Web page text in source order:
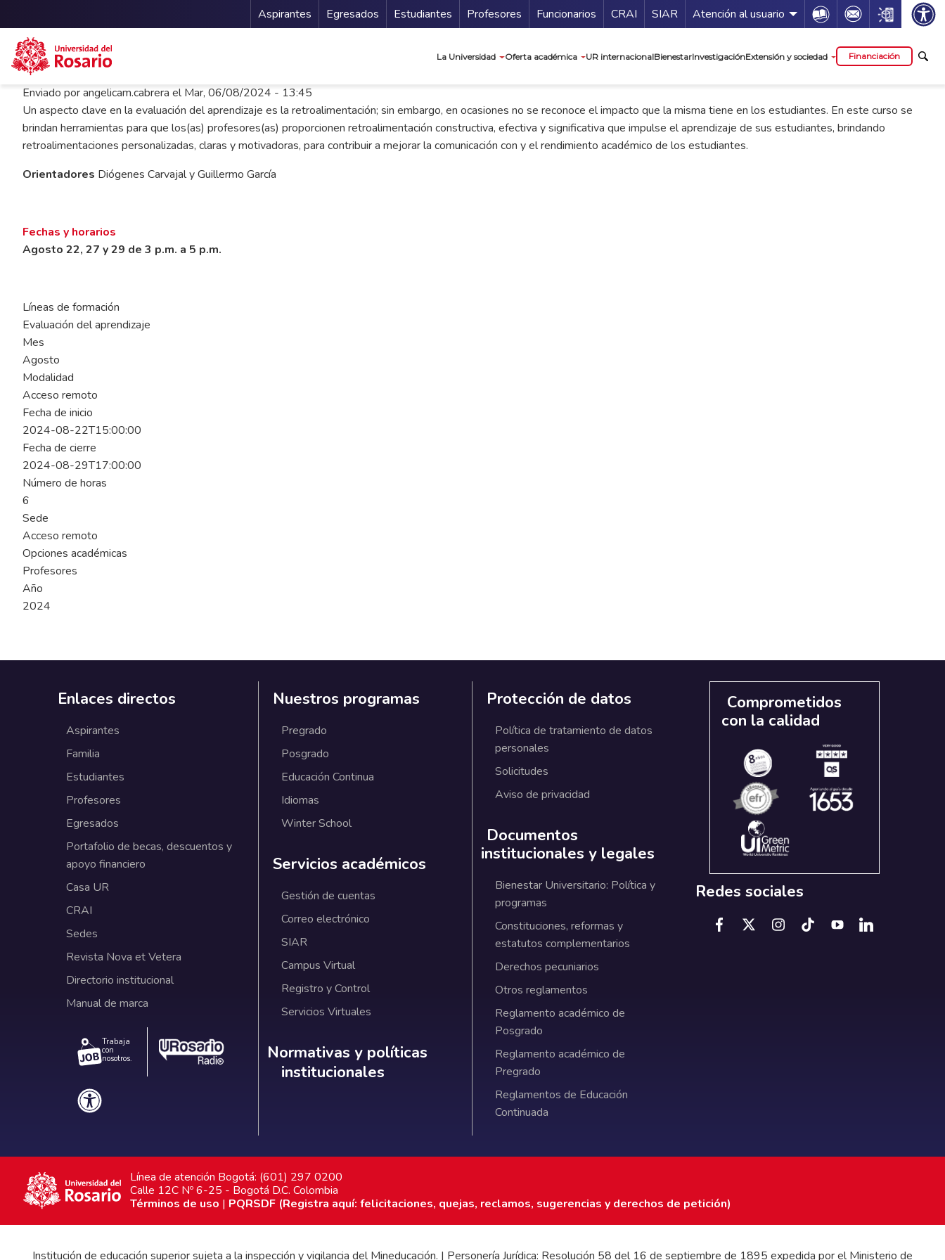
Pasar al contenido principal
Menu Secundario
Aspirantes Egresados Estudiantes Profesores Funcionarios Guía de servicios
CRAI SIAR Atención al usuario Icon Icon Icon
La Universidad Oferta académica UR internacionalBienestarInvestigaciónExtensión y sociedad Financiación
Enviado porangelicam.cabrera elMar, 06/08/2024 - 13:45
Un aspecto clave en la evaluación del aprendizaje es la retroalimentación; sin embargo, en ocasiones no se reconoce el impacto que la misma tiene en los estudiantes. En este curso se
brindan herramientas para que los(as) profesores(as) proporcionen retroalimentación constructiva, efectiva y significativa que impulse el aprendizaje de sus estudiantes, brindando
retroalimentaciones personalizadas, claras y motivadoras, para contribuir a mejorar la comunicación con y el rendimiento académico de los estudiantes.
Orientadores Diógenes Carvajal y Guillermo García
Fechas y horarios
Agosto 22, 27 y 29 de 3 p.m. a 5 p.m.
Líneas de formación
Evaluación del aprendizaje
Mes
Agosto
Modalidad
Acceso remoto
Fecha de inicio
2024-08-22T15:00:00
Fecha de cierre
2024-08-29T17:00:00
Número de horas
6
Sede
Acceso remoto
Opciones académicas
Profesores
Año
2024
Enlaces directos
Aspirantes
Familia
Estudiantes
Profesores
Egresados
Portafolio de becas, descuentos y
apoyo financiero
Casa UR
CRAI
Sedes
Revista Nova et Vetera
Directorio institucional
Manual de marca
Trabaja
con
nosotros.
Nuestros programas
Pregrado
Posgrado
Educación Continua
Idiomas
Winter School
Servicios académicos
Gestión de cuentas
Correo electrónico
SIAR
Campus Virtual
Registro y Control
Servicios Virtuales
Normativas y políticas institucionales
Normativas y políticas
institucionales
Protección de datos
Política de tratamiento de datos
personales
Solicitudes
Aviso de privacidad
Documentos
institucionales y legales
Bienestar Universitario: Política y
programas
Constituciones, reformas y
estatutos complementarios
Derechos pecuniarios
Otros reglamentos
Reglamento académico de
Posgrado
Reglamento académico de
Pregrado
Reglamentos de Educación
Continuada
Comprometidos
con la calidad
Redes sociales
Línea de atención Bogotá: (601) 297 0200
Calle 12C Nº 6-25 - Bogotá D.C. Colombia
Términos de uso | PQRSDF (Registra aquí: felicitaciones, quejas, reclamos, sugerencias y derechos de petición)
Institución de educación superior sujeta a la inspección y vigilancia del Mineducación. | Personería Jurídica: Resolución 58 del 16 de septiembre de 1895 expedida por el Ministerio de